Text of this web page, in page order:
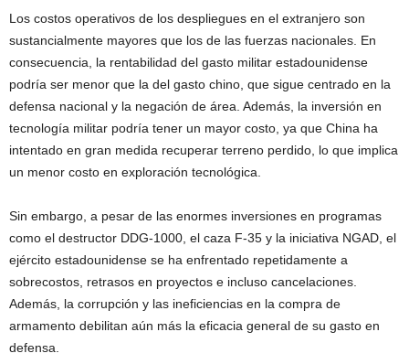
Los costos operativos de los despliegues en el extranjero son
sustancialmente mayores que los de las fuerzas nacionales. En
consecuencia, la rentabilidad del gasto militar estadounidense
podría ser menor que la del gasto chino, que sigue centrado en la
defensa nacional y la negación de área. Además, la inversión en
tecnología militar podría tener un mayor costo, ya que China ha
intentado en gran medida recuperar terreno perdido, lo que implica
un menor costo en exploración tecnológica.
Sin embargo, a pesar de las enormes inversiones en programas
como el destructor DDG-1000, el caza F-35 y la iniciativa NGAD, el
ejército estadounidense se ha enfrentado repetidamente a
sobrecostos, retrasos en proyectos e incluso cancelaciones.
Además, la corrupción y las ineficiencias en la compra de
armamento debilitan aún más la eficacia general de su gasto en
defensa.